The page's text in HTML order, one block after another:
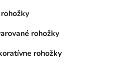
rohožky
rohožky